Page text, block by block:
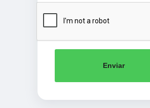
Enviar